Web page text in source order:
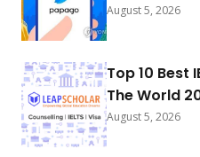
August 5, 2026
Top 10 Best
The World
August 5, 2026